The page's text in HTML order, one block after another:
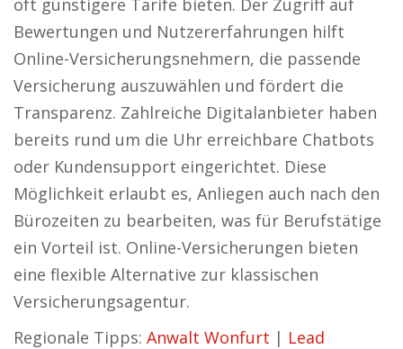
oft günstigere Tarife bieten. Der Zugriff auf
Bewertungen und Nutzererfahrungen hilft
Online-Versicherungsnehmern, die passende
Versicherung auszuwählen und fördert die
Transparenz. Zahlreiche Digitalanbieter haben
bereits rund um die Uhr erreichbare Chatbots
oder Kundensupport eingerichtet. Diese
Möglichkeit erlaubt es, Anliegen auch nach den
Bürozeiten zu bearbeiten, was für Berufstätige
ein Vorteil ist. Online-Versicherungen bieten
eine flexible Alternative zur klassischen
Versicherungsagentur.
Regionale Tipps: Anwalt Wonfurt | Lead